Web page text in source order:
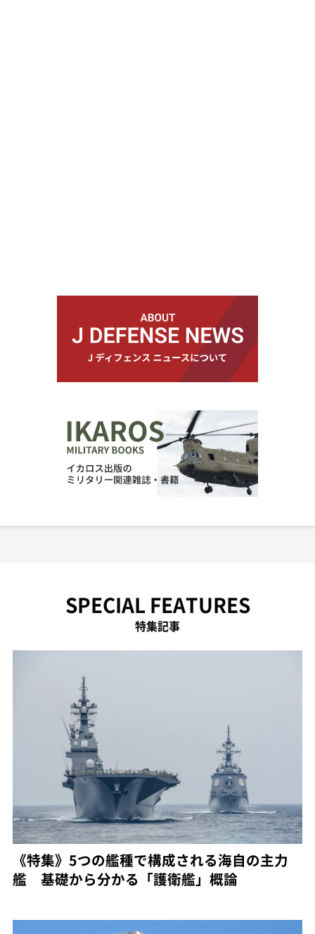
SPECIAL FEATURES
特集記事
《特集》5つの艦種で構成される海自の主力
艦 基礎から分かる「護衛艦」概論